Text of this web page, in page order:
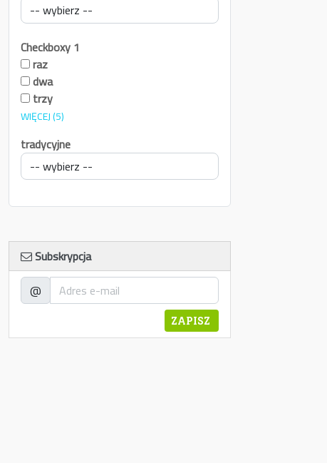
Checkboxy 1
raz
dwa
trzy
WIĘCEJ(5)
tradycyjne
Subskrypcja
@
ZAPISZ